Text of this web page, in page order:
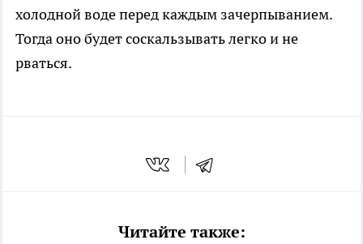
холодной воде перед каждым зачерпыванием.
Тогда оно будет соскальзывать легко и не
рваться.
Читайте также: